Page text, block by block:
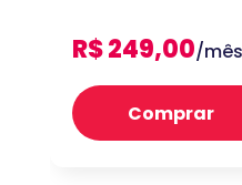
R$ 249,00/mês
Comprar